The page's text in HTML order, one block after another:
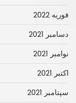
فوریه 2022
دسامبر 2021
نوامبر 2021
اکتبر 2021
سپتامبر 2021